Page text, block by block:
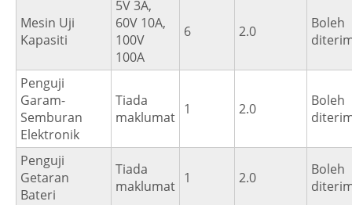
Mesin Uji
Kapasiti
5V 3A,
60V 10A,
100V
100A
6 2.0
Boleh
Penguji
Garam-
Semburan
Elektronik
Tiada
maklumat 1 2.0
Boleh
Penguji
Getaran
Bateri
Tiada
maklumat 1 2.0
Boleh